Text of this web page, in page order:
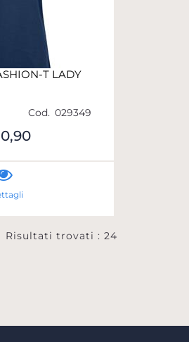
T LADY
Cod. 029349
Risultati trovati : 24